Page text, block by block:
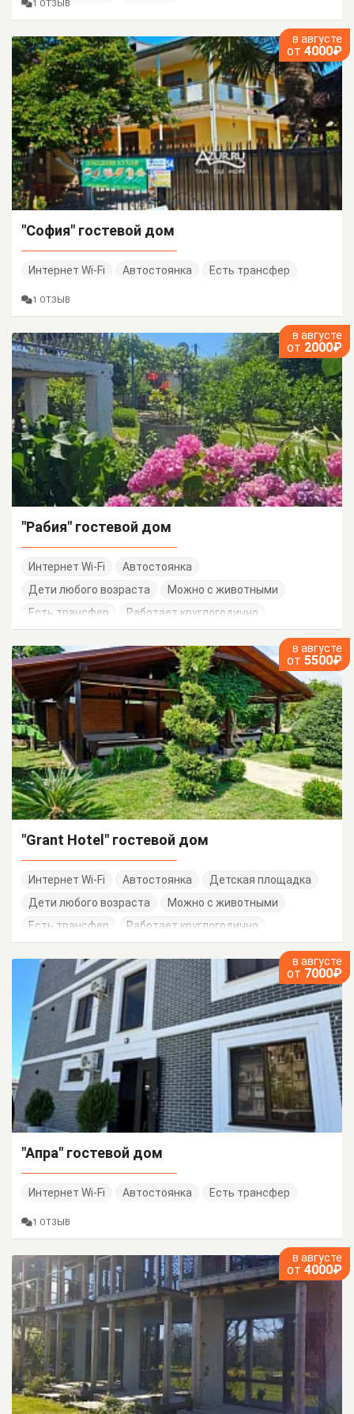
1 ОТЗЫВ
в августе
от 4000₽
"София" гостевой дом
Интернет Wi-Fi Автостоянка Есть трансфер
1 ОТЗЫВ
в августе
от 2000₽
"Рабия" гостевой дом
Интернет Wi-Fi
Автостоянка
Дети любого возраста
Можно с животными
Есть трансфер
Работает круглогодично
в августе
от 5500₽
"Grant Hotel" гостевой дом
Интернет Wi-Fi Автостоянка
Детская площадка
Дети любого возраста
Можно с животными
Есть трансфер
Работает круглогодично
в августе
от 7000₽
"Апра" гостевой дом
Интернет Wi-Fi Автостоянка Есть трансфер
1 ОТЗЫВ
в августе
от 4000₽